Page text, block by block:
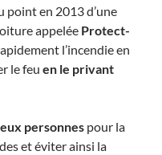
point en 2013 d’une
appelée Protect-
l’incendie en
le feu en le privant
personnes pour la
et éviter ainsi la